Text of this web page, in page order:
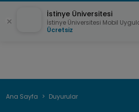
Breadcrumb
Ana Sayfa Duyurular
İstinye Üniversitesi
İstinye Üniversitesi Mobil
Ücretsiz